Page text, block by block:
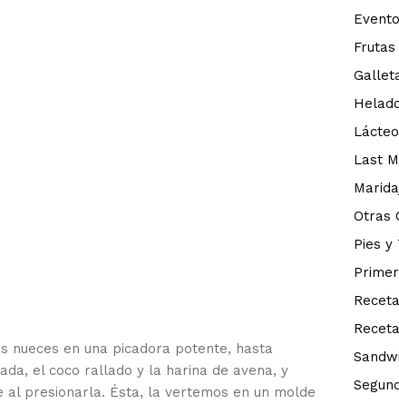
en una picadora potente, hasta
el coco rallado y la harina de avena, y
presionarla. Ésta, la vertemos en un molde
Frutas
Last
Otras
Pies y